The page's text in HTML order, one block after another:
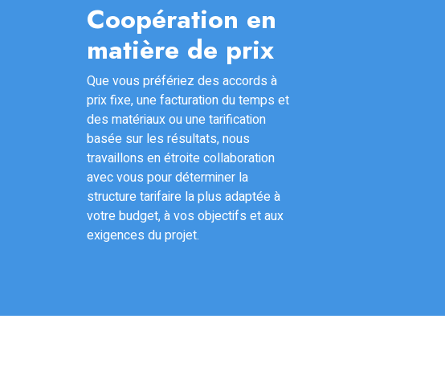
Coopération en
matière de prix
Que vous préfériez des accords à
prix fixe, une facturation du temps et
des matériaux ou une tarification
basée sur les résultats, nous
travaillons en étroite collaboration
avec vous pour déterminer la
structure tarifaire la plus adaptée à
votre budget, à vos objectifs et aux
exigences du projet.